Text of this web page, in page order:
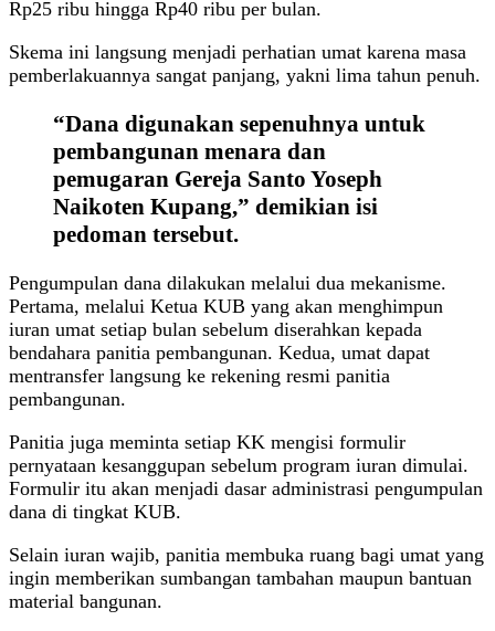
Rp25 ribu hingga Rp40 ribu per bulan.
Skema ini langsung menjadi perhatian umat karena masa
pemberlakuannya sangat panjang, yakni lima tahun penuh.
“Dana digunakan sepenuhnya untuk
pembangunan menara dan
pemugaran Gereja Santo Yoseph
Naikoten Kupang,” demikian isi
pedoman tersebut.
Pengumpulan dana dilakukan melalui dua mekanisme.
Pertama, melalui Ketua KUB yang akan menghimpun
iuran umat setiap bulan sebelum diserahkan kepada
bendahara panitia pembangunan. Kedua, umat dapat
mentransfer langsung ke rekening resmi panitia
pembangunan.
Panitia juga meminta setiap KK mengisi formulir
pernyataan kesanggupan sebelum program iuran dimulai.
Formulir itu akan menjadi dasar administrasi pengumpulan
dana di tingkat KUB.
Selain iuran wajib, panitia membuka ruang bagi umat yang
ingin memberikan sumbangan tambahan maupun bantuan
material bangunan.